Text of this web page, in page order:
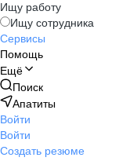
Ищу работу
Ищу сотрудника
Сервисы
Помощь
Ещё
Поиск
Апатиты
Войти
Войти
Создать резюме